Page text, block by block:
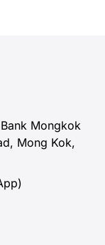
Mongkok
Mong Kok,